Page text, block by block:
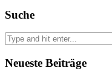
Suche
Neueste Beiträge